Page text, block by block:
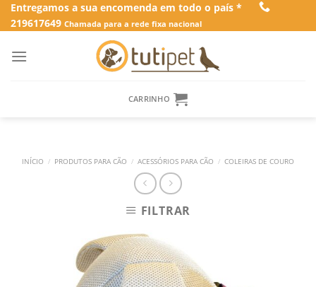
SkipEntregamos a sua encomenda em todo o país *
219617649 Chamada para a rede fixa nacional
CARRINHO
INÍCIO / PRODUTOS PARA CÃO / ACESSÓRIOS PARA CÃO / COLEIRAS DE COURO
FILTRAR